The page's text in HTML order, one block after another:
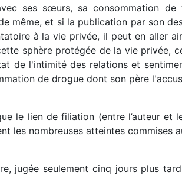
ses sœurs, sa consommation
même, et si la publication par son
à la vie privée, il peut en aller
sphère protégée de la vie privée,
de l'intimité des relations et
de drogue dont son père
le lien de filiation (entre l’auteur
les nombreuses atteintes commises
jugée seulement cinq jours plus